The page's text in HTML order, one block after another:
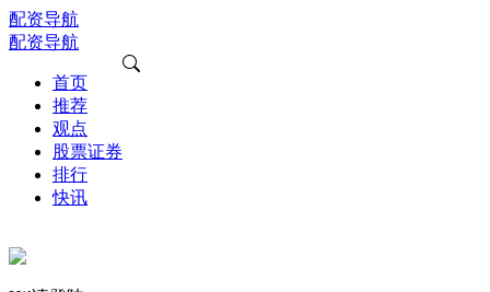
配资导航
配资导航
首页
推荐
观点
股票证券
排行
快讯